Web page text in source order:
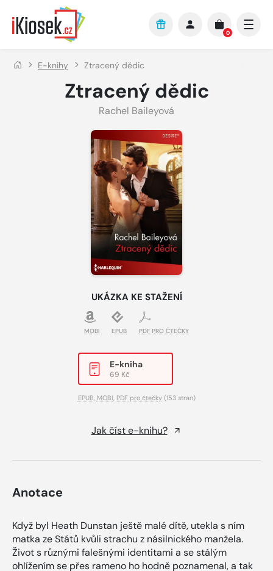
Přejít na hlavní obsah
0
E-knihy Ztracený dědic
Ztracený dědic
Rachel Baileyová
UKÁZKA KE STAŽENÍ
MOBI EPUB PDF PRO ČTEČKY
E-kniha
69 Kč
EPUB, MOBI, PDF pro čtečky(153 stran)
Jak číst e-knihu?
Anotace
Když byl Heath Dunstan ještě malé dítě, utekla s ním
matka ze Států kvůli strachu z násilnického manžela.
Život s různými falešnými identitami a se stálým
ohlížením se přes rameno ho hodně poznamenal, a tak